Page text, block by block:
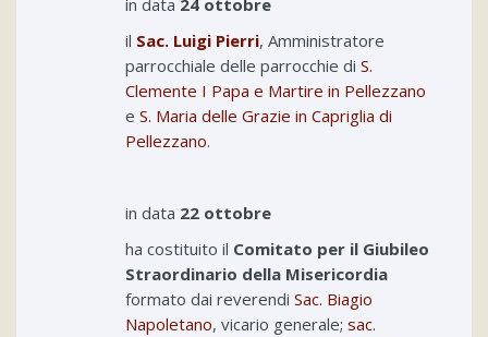
in data 24 ottobre
il Sac. Luigi Pierri, Amministratore
parrocchiale delle parrocchie di S.
Clemente I Papa e Martire in Pellezzano
e S. Maria delle Grazie in Capriglia di
Pellezzano.
in data 22 ottobre
ha costituito il Comitato per il Giubileo
Straordinario della Misericordia
formato dai reverendi Sac. Biagio
Napoletano, vicario generale; sac.